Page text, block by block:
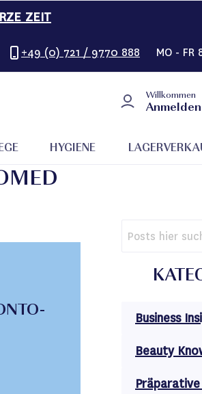
ZEIT
+49 (0) 721 / 9770 888 MO -
Willkommen
Anmelden
HYGIENE
Business
Beauty